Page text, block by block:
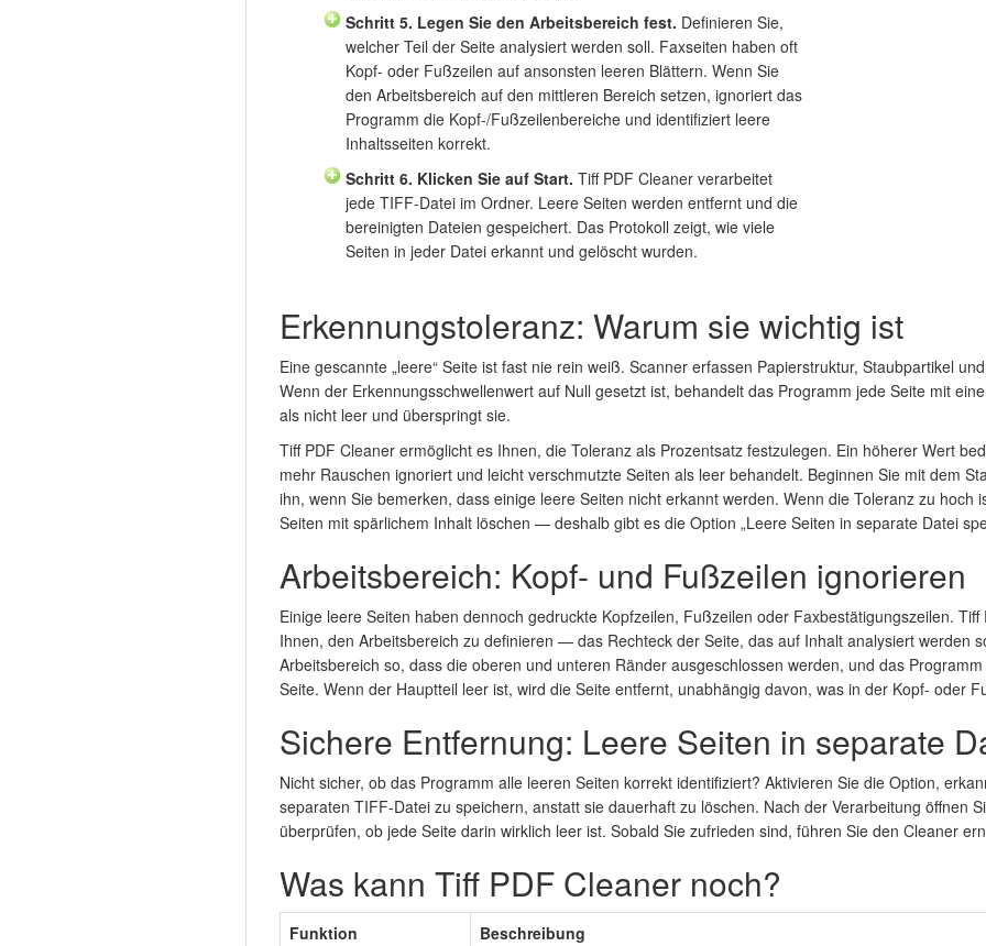
Schritt 5. Legen Sie den Arbeitsbereich fest. Definieren Sie,
welcher Teil der Seite analysiert werden soll. Faxseiten haben oft
Kopf- oder Fußzeilen auf ansonsten leeren Blättern. Wenn Sie
den Arbeitsbereich auf den mittleren Bereich setzen, ignoriert das
Programm die Kopf-/Fußzeilenbereiche und identifiziert leere
Inhaltsseiten korrekt.
Schritt 6. Klicken Sie auf Start. Tiff PDF Cleaner verarbeitet
jede TIFF-Datei im Ordner. Leere Seiten werden entfernt und die
bereinigten Dateien gespeichert. Das Protokoll zeigt, wie viele
Seiten in jeder Datei erkannt und gelöscht wurden.
Erkennungstoleranz: Warum sie wichtig ist
Eine gescannte „leere“ Seite ist fast nie rein weiß. Scanner erfassen Papierstruktur, Staubpartikel
Wenn der Erkennungsschwellenwert auf Null gesetzt ist, behandelt das Programm jede Seite mit
als nicht leer und überspringt sie.
Tiff PDF Cleaner ermöglicht es Ihnen, die Toleranz als Prozentsatz festzulegen. Ein höherer Wert
mehr Rauschen ignoriert und leicht verschmutzte Seiten als leer behandelt. Beginnen Sie mit dem
ihn, wenn Sie bemerken, dass einige leere Seiten nicht erkannt werden. Wenn die Toleranz zu hoch
Seiten mit spärlichem Inhalt löschen — deshalb gibt es die Option „Leere Seiten in separate Datei
Arbeitsbereich: Kopf- und Fußzeilen ignorieren
Einige leere Seiten haben dennoch gedruckte Kopfzeilen, Fußzeilen oder Faxbestätigungszeilen.
Ihnen, den Arbeitsbereich zu definieren — das Rechteck der Seite, das auf Inhalt analysiert werden
Arbeitsbereich so, dass die oberen und unteren Ränder ausgeschlossen werden, und das
Seite. Wenn der Hauptteil leer ist, wird die Seite entfernt, unabhängig davon, was in der Kopf- oder
Sichere Entfernung: Leere Seiten in separate
Nicht sicher, ob das Programm alle leeren Seiten korrekt identifiziert? Aktivieren Sie die Option,
separaten TIFF-Datei zu speichern, anstatt sie dauerhaft zu löschen. Nach der Verarbeitung öffnen
überprüfen, ob jede Seite darin wirklich leer ist. Sobald Sie zufrieden sind, führen Sie den Cleaner
Was kann Tiff PDF Cleaner noch?
Funktion
Beschreibung